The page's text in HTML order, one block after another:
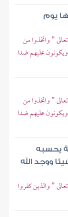
يوم
" واتخذوا من
ويكونون عليهم ضدا
" واتخذوا من
ويكونون عليهم ضدا
يحسبه
ووجد الله
" والذين كفروا